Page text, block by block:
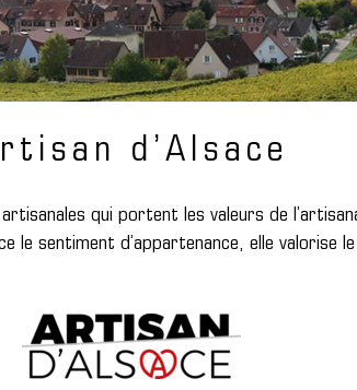
d’Alsace
qui portent les valeurs de
le sentiment d’appartenance, elle valorise